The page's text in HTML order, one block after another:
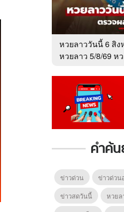
6 ภูตถังซาน
(พากย์ไทย)
หวยลาววันนี้ 6 สิง
หวยลาว 5/8/69 ห
คำค้
ข่าวด่วน
ข่าวด่วน
ข่าวสดวันนี้
หวยล